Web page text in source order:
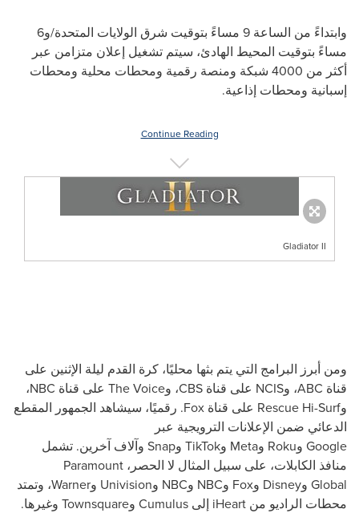
وابتداءً من الساعة 9 مساءً بتوقيت شرق الولايات المتحدة/و6
مساءً بتوقيت المحيط الهادئ، سيتم تشغيل إعلان متزامن عبر
أكثر من 4000 شبكة ومنصة رقمية ومحطات محلية ومحطات
إسبانية ومحطات إذاعية.
Continue Reading
Gladiator II
ومن أبرز البرامج التي يتم بثها محليًا، كرة القدم ليلة الإثنين على
قناة ABC، وNCIS على قناة CBS، وThe Voice على قناة NBC،
وRescue Hi-Surf على قناة Fox. رقميًا، سيشاهد الجمهور المقطع
الدعائي ضمن الإعلانات الترويجية عبر
Google وRoku وMeta وTikTok وSnap وآلاف آخرين. تشمل
منافذ الكابلات، على سبيل المثال لا الحصر، Paramount
Global وDisney وFox وNBC وNBC وUnivision وWarner، وتمتد
محطات الراديو من iHeart إلى Cumulus وTownsquare وغيرها.